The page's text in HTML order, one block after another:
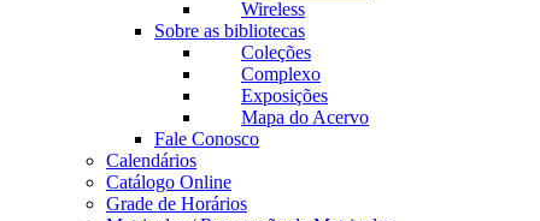
Wireless
Sobre as bibliotecas
Coleções
Complexo
Exposições
Mapa do Acervo
Fale Conosco
Calendários
Catálogo Online
Grade de Horários